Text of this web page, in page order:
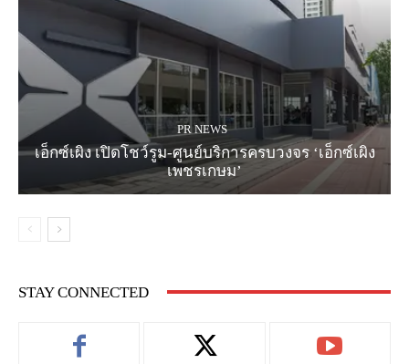
PR NEWS
เอ็กซ์เผิง เปิดโชว์รูม-ศูนย์บริการครบวงจร ‘เอ็กซ์เผิง
เพชรเกษม’
STAY CONNECTED